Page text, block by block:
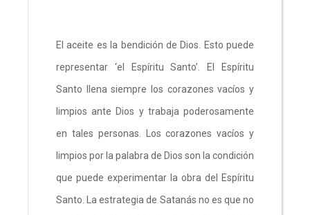
El aceite es la bendición de Dios. Esto puede
representar ‘el Espíritu Santo’. El Espíritu
Santo llena siempre los corazones vacíos y
limpios ante Dios y trabaja poderosamente
en tales personas. Los corazones vacíos y
limpios por la palabra de Dios son la condición
que puede experimentar la obra del Espíritu
Santo. La estrategia de Satanás no es que no